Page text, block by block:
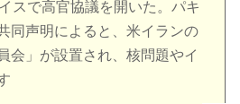
スで高官協議を開いた。パキ
同声明によると、米イランの
会」が設置され、核問題やイ